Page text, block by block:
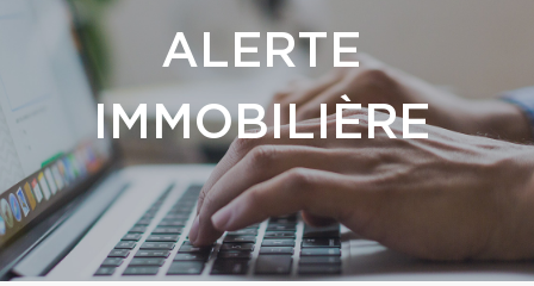
ALERTE
IMMOBILIÈRE